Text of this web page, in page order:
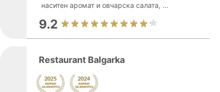
наситен аромат и овчарска салата, ...
9.2
Restaurant Balgarka